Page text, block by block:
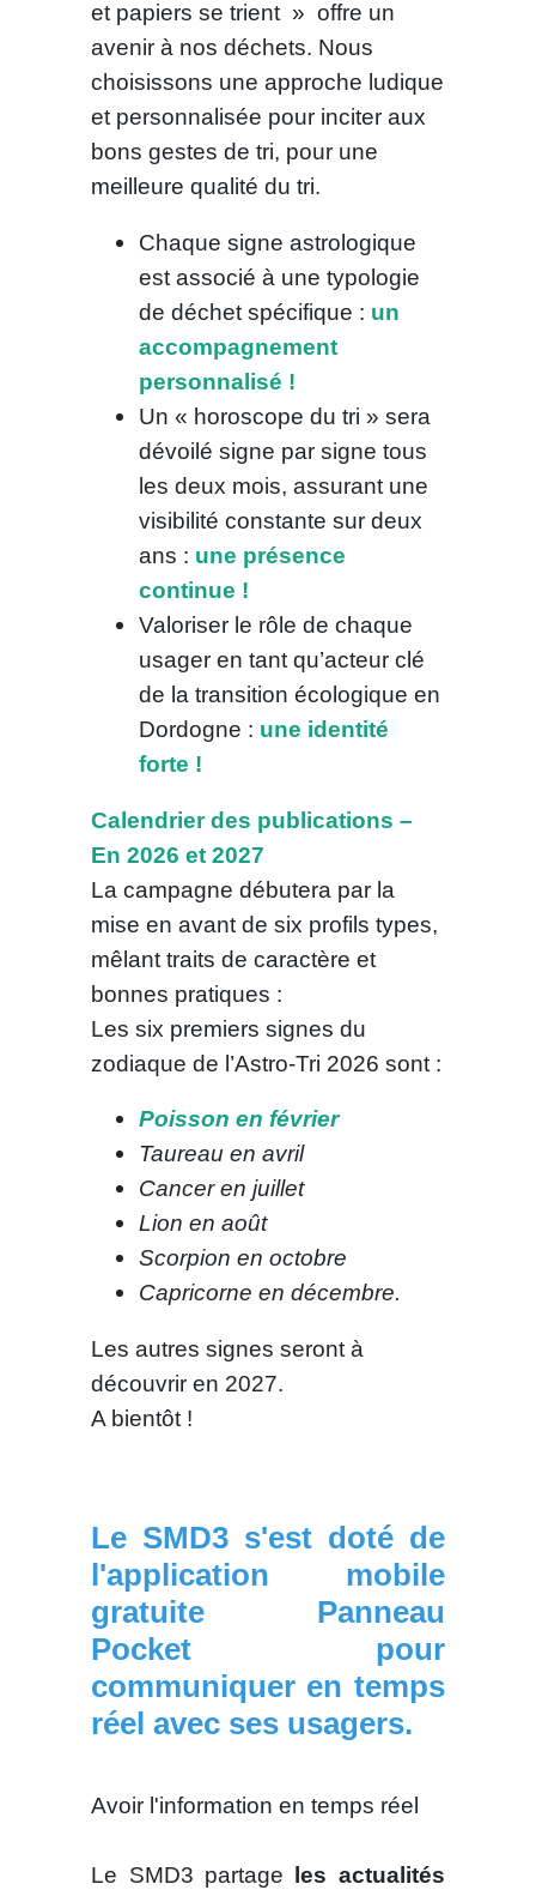
et papiers se trient » offre un
avenir à nos déchets. Nous
choisissons une approche ludique
et personnalisée pour inciter aux
bons gestes de tri, pour une
meilleure qualité du tri.
Chaque signe astrologique
est associé à une typologie
de déchet spécifique : un
accompagnement
personnalisé !
Un « horoscope du tri » sera
dévoilé signe par signe tous
les deux mois, assurant une
visibilité constante sur deux
ans : une présence
continue !
Valoriser le rôle de chaque
usager en tant qu’acteur clé
de la transition écologique en
Dordogne : une identité
forte !
Calendrier des publications –
En 2026 et 2027
La campagne débutera par la
mise en avant de six profils types,
mêlant traits de caractère et
bonnes pratiques :
Les six premiers signes du
zodiaque de l’Astro-Tri 2026 sont :
Poisson en février
Taureau en avril
Cancer en juillet
Lion en août
Scorpion en octobre
Capricorne en décembre.
Les autres signes seront à
découvrir en 2027.
A bientôt !
Le SMD3 s'est doté de
l'application mobile
gratuite Panneau
Pocket pour
communiquer en temps
réel avec ses usagers.
Avoir l'information en temps réel
Le SMD3 partage les actualités